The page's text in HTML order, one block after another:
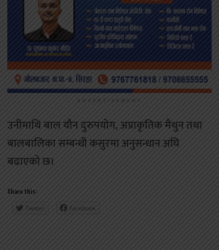
ADVERTISEMENT
उनीमाथि बाल यौन दुरुपयोग, अप्राकृतिक मैथुन तथा
बालबालिका सम्बन्धी कसुरमा अनुसन्धान अघि
बढाएको छ।
Share this:
Twitter Facebook